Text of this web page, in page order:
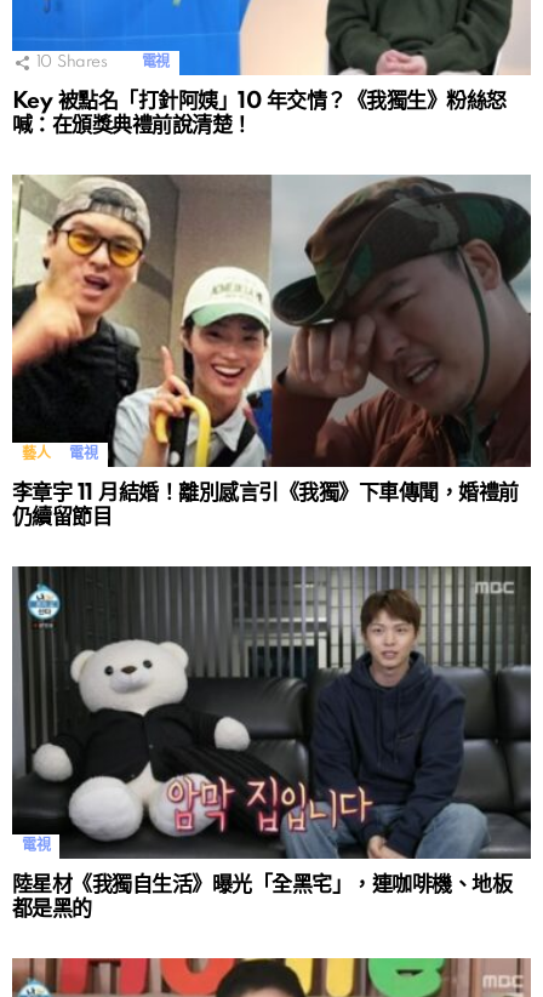
10 Shares 電視
Key 被點名「打針阿姨」10 年交情？《我獨生》粉絲怒
喊：在頒獎典禮前說清楚！
藝人 電視
李章宇 11 月結婚！離別感言引《我獨》下車傳聞，婚禮前
仍續留節目
電視
陸星材《我獨自生活》曝光「全黑宅」，連咖啡機、地板
都是黑的